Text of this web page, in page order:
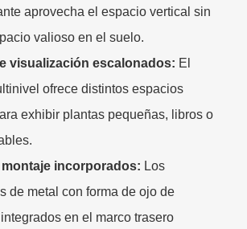
aprovecha el espacio vertical sin
valioso en el suelo.
visualización escalonados: El
ofrece distintos espacios
exhibir plantas pequeñas, libros o
montaje incorporados: Los
de metal con forma de ojo de
en el marco trasero